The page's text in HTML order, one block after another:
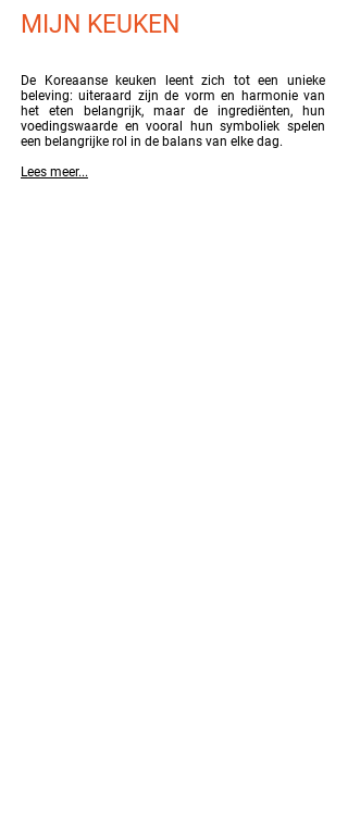
MIJN KEUKEN
De Koreaanse keuken leent zich tot een unieke
beleving: uiteraard zijn de vorm en harmonie van
het eten belangrijk, maar de ingrediënten, hun
voedingswaarde en vooral hun symboliek spelen
een belangrijke rol in de balans van elke dag.
Lees meer...